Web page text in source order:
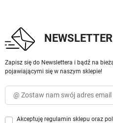
NEWSLETTER
Zapisz się do Newslettera i bądź na
pojawiającymi się w naszym sklepie!
Akceptuję regulamin sklepu oraz